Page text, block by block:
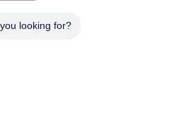
looking for?